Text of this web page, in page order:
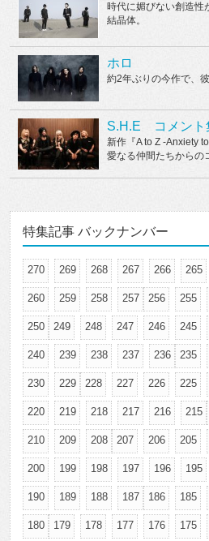
時代に媚びない創造性
結晶体。
ホロ
約2年ぶりの今作で、
S.H.E コメント
新作『A to Z -Anxiety
愛なる仲間たちからの
特集記事 バックナンバー
270 269 268 267 266 265
260 259 258 257 256 255
250 249 248 247 246 245
240 239 238 237 236 235
230 229 228 227 226 225
220 219 218 217 216 215
210 209 208 207 206 205
200 199 198 197 196 195
190 189 188 187 186 185
180 179 178 177 176 175